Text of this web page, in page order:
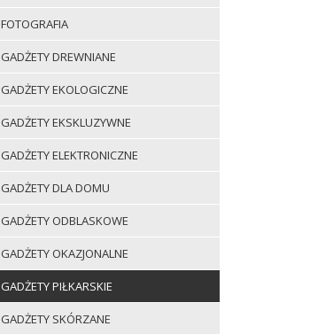
FOTOGRAFIA
GADŻETY DREWNIANE
GADŻETY EKOLOGICZNE
GADŻETY EKSKLUZYWNE
GADŻETY ELEKTRONICZNE
GADŻETY DLA DOMU
GADŻETY ODBLASKOWE
GADŻETY OKAZJONALNE
GADŻETY PIŁKARSKIE
GADŻETY SKÓRZANE